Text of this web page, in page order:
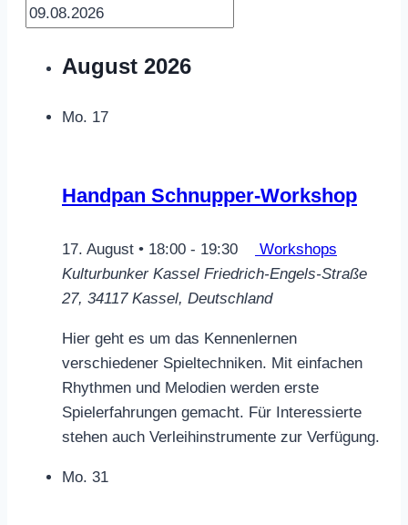
August 2026
Mo. 17
Handpan Schnupper-Workshop
17. August • 18:00 - 19:30
Workshops
Kulturbunker Kassel Friedrich-Engels-Straße
27, 34117 Kassel, Deutschland
Hier geht es um das Kennenlernen
verschiedener Spieltechniken. Mit einfachen
Rhythmen und Melodien werden erste
Spielerfahrungen gemacht. Für Interessierte
stehen auch Verleihinstrumente zur Verfügung.
Mo. 31